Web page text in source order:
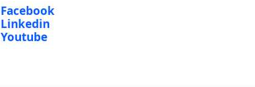
Facebook
Linkedin
Youtube